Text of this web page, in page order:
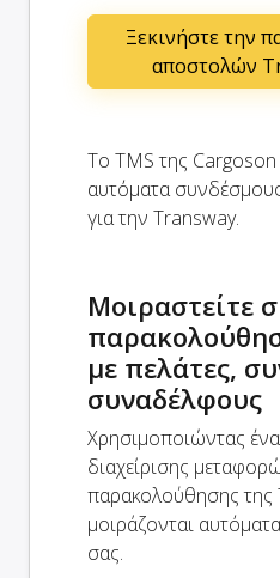
Ξεκινήστε την
αποστολών
Το TMS της Cargoson
αυτόματα
για την Transway.
Μοιραστείτε
με πελάτες,
συναδέλφους
Χρησιμοποιώντας
διαχείρισης
παρακολούθησης της
μοιράζονται
σας.